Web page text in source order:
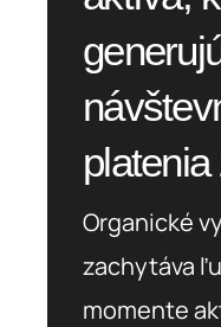
Organické
zachytáva
momente